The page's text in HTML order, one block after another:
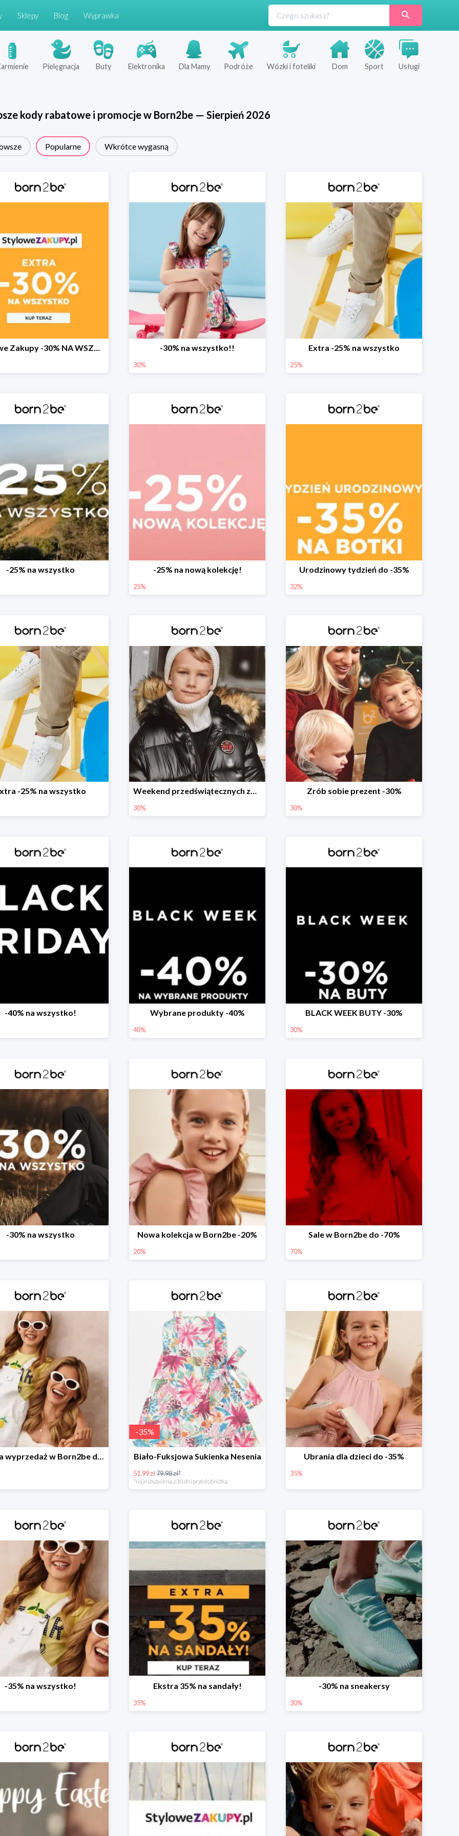
Sklepy Blog Wyprawka
Pielęgnacja Buty Elektronika Dla Mamy Podróże Wózki i foteliki Dom Sport Usługi
kody rabatowe i promocje w Born2be— Sierpień 2026
Popularne Wkrótce wygasną
Stylowe Zakupy -30% NA WSZYSTKO w born2be! -30% na wszystko!!
30%
Extra -25% na wszystko
25%
-25% na wszystko -25% na nową kolekcję!
25%
Urodzinowy tydzień do -35%
32%
-25% na wszystko Weekend przedświątecznych zakupów
30%
Zrób sobie prezent -30%
30%
-40% na wszystko! Wybrane produkty -40%
40%
BLACK WEEK BUTY -30%
30%
-30% na wszystko Nowa kolekcja w Born2be -20%
20%
Sale w Born2be do -70%
70%
Wielka wyprzedaż w Born2be do -40%
-35%
Biało-Fuksjowa Sukienka Nesenia
51.99 zł79.98 zł*
*najniższa cena z 30 dni przed obniżką
Ubrania dla dzieci do -35%
35%
-35% na wszystko! Ekstra 35% na sandały!
35%
-30% na sneakersy
30%